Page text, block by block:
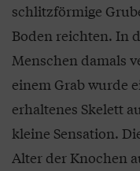
schlitzförmige
Boden reichten. In
Menschen damals
einem Grab wurde
erhaltenes Skelett
kleine Sensation.
Alter der Knochen